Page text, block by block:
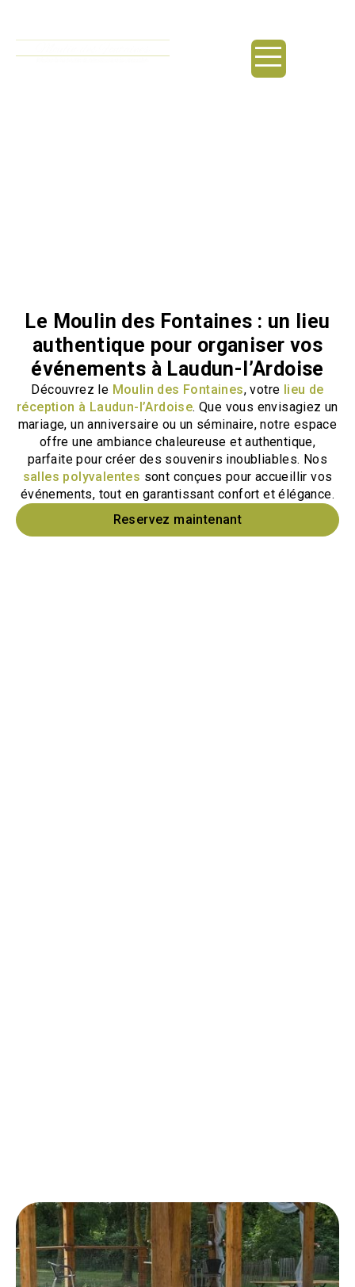
Le Moulin des Fontaines : un lieu
authentique pour organiser vos
événements à Laudun-l’Ardoise
Découvrez le Moulin des Fontaines, votre lieu de
réception à Laudun-l’Ardoise. Que vous envisagiez un
mariage, un anniversaire ou un séminaire, notre espace
offre une ambiance chaleureuse et authentique,
parfaite pour créer des souvenirs inoubliables. Nos
salles polyvalentes sont conçues pour accueillir vos
événements, tout en garantissant confort et élégance.
Reservez maintenant